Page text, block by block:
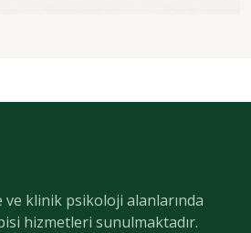
ve klinik psikoloji alanlarında
hizmetleri sunulmaktadır.